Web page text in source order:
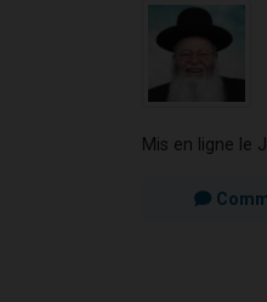
Mis en ligne le